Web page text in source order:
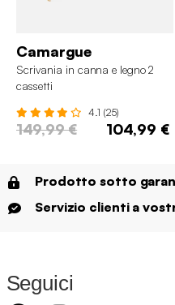
Camargue
Scrivania in canna e legno 2
cassetti
4.1 (25)
149,99 € 104,99 €
Prodotto sotto
Servizio clienti a
Seguici